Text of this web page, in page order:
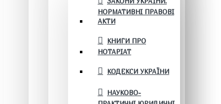
НОРМАТИВНІ ПРАВОВІ
АКТИ
КНИГИ ПРО
НОТАРІАТ
КОДЕКСИ УКРАЇНИ
НАУКОВО-